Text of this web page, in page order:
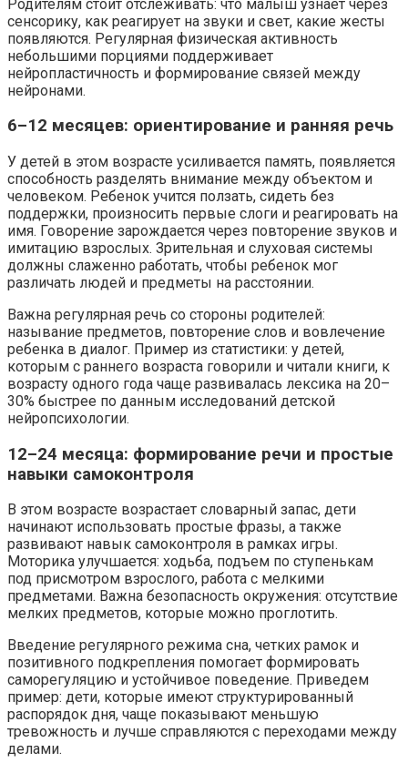
Родителям стоит отслеживать: что малыш узнает через
сенсорику, как реагирует на звуки и свет, какие жесты
появляются. Регулярная физическая активность
небольшими порциями поддерживает
нейропластичность и формирование связей между
нейронами.
6–12 месяцев: ориентирование и ранняя речь
У детей в этом возрасте усиливается память, появляется
способность разделять внимание между объектом и
человеком. Ребенок учится ползать, сидеть без
поддержки, произносить первые слоги и реагировать на
имя. Говорение зарождается через повторение звуков и
имитацию взрослых. Зрительная и слуховая системы
должны слаженно работать, чтобы ребенок мог
различать людей и предметы на расстоянии.
Важна регулярная речь со стороны родителей:
называние предметов, повторение слов и вовлечение
ребенка в диалог. Пример из статистики: у детей,
которым с раннего возраста говорили и читали книги, к
возрасту одного года чаще развивалась лексика на 20–
30% быстрее по данным исследований детской
нейропсихологии.
12–24 месяца: формирование речи и простые
навыки самоконтроля
В этом возрасте возрастает словарный запас, дети
начинают использовать простые фразы, а также
развивают навык самоконтроля в рамках игры.
Моторика улучшается: ходьба, подъем по ступенькам
под присмотром взрослого, работа с мелкими
предметами. Важна безопасность окружения: отсутствие
мелких предметов, которые можно проглотить.
Введение регулярного режима сна, четких рамок и
позитивного подкрепления помогает формировать
саморегуляцию и устойчивое поведение. Приведем
пример: дети, которые имеют структурированный
распорядок дня, чаще показывают меньшую
тревожность и лучше справляются с переходами между
делами.